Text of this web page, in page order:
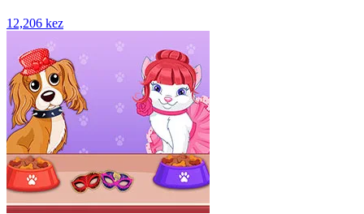
12,206 kez